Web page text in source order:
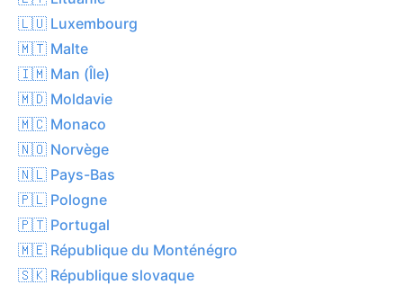
🇱🇺 Luxembourg
🇲🇹 Malte
🇮🇲 Man (Île)
🇲🇩 Moldavie
🇲🇨 Monaco
🇳🇴 Norvège
🇳🇱 Pays-Bas
🇵🇱 Pologne
🇵🇹 Portugal
🇲🇪 République du Monténégro
🇸🇰 République slovaque